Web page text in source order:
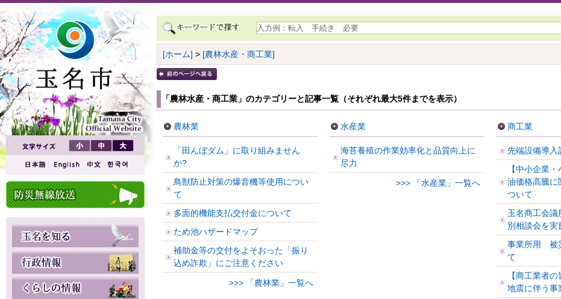
[ホーム] > [農林水産・商工業]
「農林水産・商工業」のカテゴリーと記事一覧（それぞれ最大5件までを表示）
農林業
「田んぼダム」に取り組みません
か?
鳥獣防止対策の爆音機等使用につい
て
多面的機能支払交付金について
ため池ハザードマップ
補助金等の交付をよそおった「振り
込め詐欺」にご注意ください
>>> 「農林業」一覧へ
水産業
海苔養殖の作業効率化と品質向上に
尽力
>>> 「水産業」一覧へ
商工業
先端設備導入
【中小企業
油価格高騰に
ついて
玉名商工会議
別相談会を実
事業所用 被
て
【商工業者
地震に伴う事